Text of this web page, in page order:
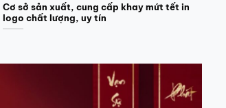
Cơ sở sản xuất, cung cấp khay mứt tết in
logo chất lượng, uy tín